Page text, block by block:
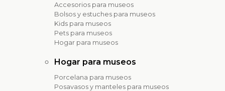
Accesorios para museos
Bolsos y estuches para museos
Kids para museos
Pets para museos
Hogar para museos
Hogar para museos
Porcelana para museos
Posavasos y manteles para museos